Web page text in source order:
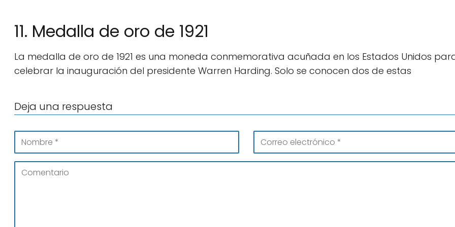
11. Medalla de oro de 1921
La medalla de oro de 1921 es una moneda conmemorativa acuñada en los Estados Unidos
celebrar la inauguración del presidente Warren Harding. Solo se conocen dos de estas
Deja una respuesta